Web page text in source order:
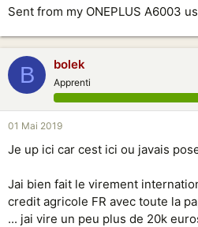
Sent from my ONEPLUS A6003
B bolek
Apprenti
01 Mai 2019
Je up ici car cest ici ou javais
Jai bien fait le virement
credit agricole FR avec toute la
... jai vire un peu plus de 20k